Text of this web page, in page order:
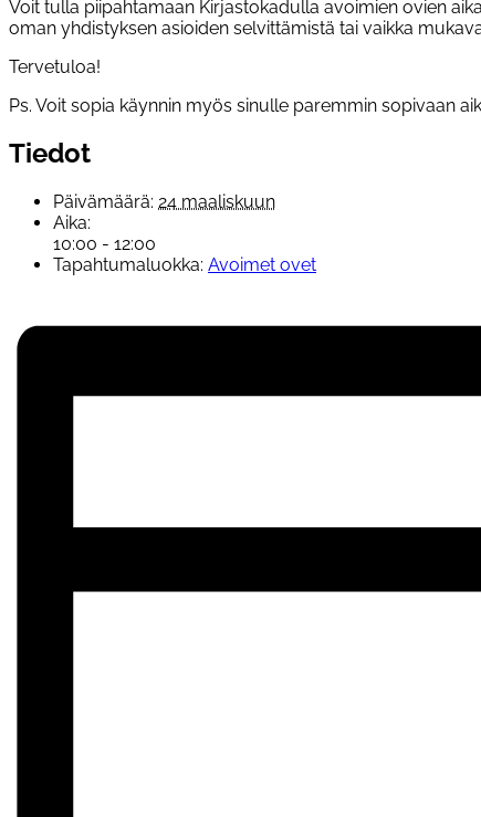
Voit tulla piipahtamaan Kirjastokadulla avoimien ovien
oman yhdistyksen asioiden selvittämistä tai vaikka
Tervetuloa!
Ps. Voit sopia käynnin myös sinulle paremmin sopivaan
Tiedot
Päivämäärä: 24 maaliskuun
Aika:
10:00 - 12:00
Tapahtumaluokka: Avoimet ovet